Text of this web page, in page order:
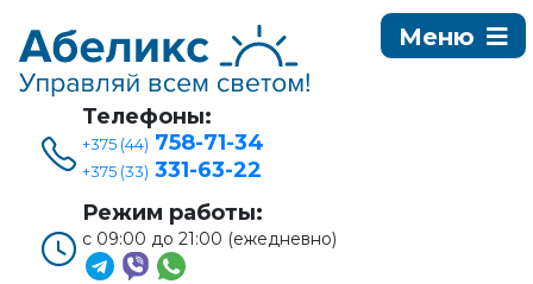
Телефоны:
+375 (44) 758-71-34
+375 (33) 331-63-22
Режим работы:
с 09:00 до 21:00 (ежедневно)